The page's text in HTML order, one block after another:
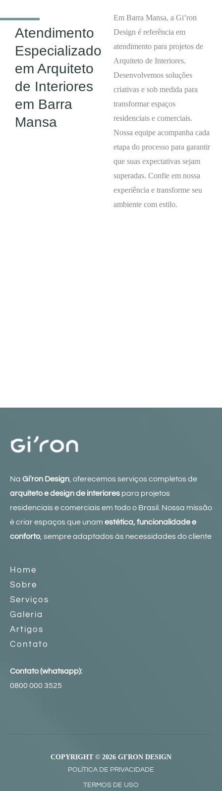
Atendimento
Especializado
em Arquiteto
de Interiores
em Barra
Mansa
Em Barra Mansa, a Gi’ron
Design é referência em
atendimento para projetos de
Arquiteto de Interiores.
Desenvolvemos soluções
criativas e sob medida para
transformar espaços
residenciais e comerciais.
Nossa equipe acompanha cada
etapa do processo para garantir
que suas expectativas sejam
superadas. Confie em nossa
experiência e transforme seu
ambiente com estilo.
Na Gi’ron Design , oferecemos serviços completos de
arquiteto e design de interiores para projetos
residenciais e comerciais em todo o Brasil. Nossa missão
é criar espaços que unam estética, funcionalidade e
conforto , sempre adaptados às necessidades do cliente
Home
Sobre
Serviços
Galeria
Artigos
Contato
Contato (whatsapp):
0800 000 3525
COPYRIGHT © 2026 GI'RON DESIGN
POLÍTICA DE PRIVACIDADE
TERMOS DE USO